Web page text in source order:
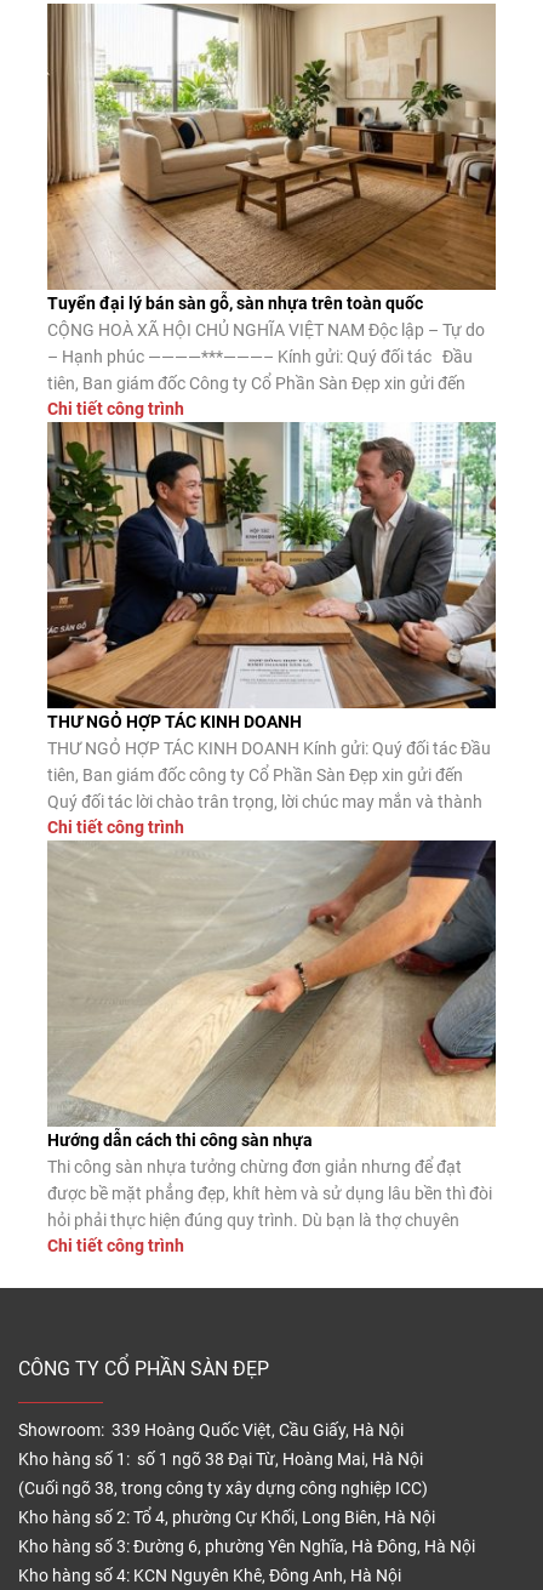
Tuyển đại lý bán sàn gỗ, sàn nhựa trên toàn quốc
CỘNG HOÀ XÃ HỘI CHỦ NGHĨA VIỆT NAM Độc lập – Tự do
– Hạnh phúc ————***———– Kính gửi: Quý đối tác Đầu
tiên, Ban giám đốc Công ty Cổ Phần Sàn Đẹp xin gửi đến
Quý đối tác lời chào trân trọng, lời chúc may mắn và thành
công. Công ty CP Sàn […]
Chi tiết công trình
THƯ NGỎ HỢP TÁC KINH DOANH
THƯ NGỎ HỢP TÁC KINH DOANH Kính gửi: Quý đối tác Đầu
tiên, Ban giám đốc công ty Cổ Phần Sàn Đẹp xin gửi đến
Quý đối tác lời chào trân trọng, lời chúc may mắn và thành
công. Công ty CP Sàn Đẹp là đơn vị nhập khẩu, phân phối
sàn gỗ công nghiệp, […]
Chi tiết công trình
Hướng dẫn cách thi công sàn nhựa
Thi công sàn nhựa tưởng chừng đơn giản nhưng để đạt
được bề mặt phẳng đẹp, khít hèm và sử dụng lâu bền thì đòi
hỏi phải thực hiện đúng quy trình. Dù bạn là thợ chuyên
nghiệp hay tự lát tại nhà, nắm vững các bước lắp đặt chuẩn
Chi tiết công trình
CÔNG TY CỔ PHẦN SÀN ĐẸP
Showroom: 339 Hoàng Quốc Việt, Cầu Giấy, Hà Nội
Kho hàng số 1: số 1 ngõ 38 Đại Từ, Hoàng Mai, Hà Nội
(Cuối ngõ 38, trong công ty xây dựng công nghiệp ICC)
Kho hàng số 2: Tổ 4, phường Cự Khối, Long Biên, Hà Nội
Kho hàng số 3: Đường 6, phường Yên Nghĩa, Hà Đông, Hà Nội
Kho hàng số 4: KCN Nguyên Khê, Đông Anh, Hà Nội